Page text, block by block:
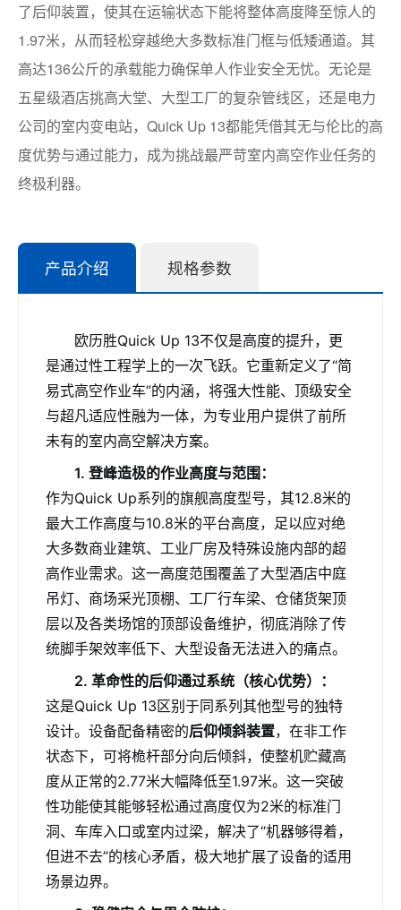
了后仰装置，使其在运输状态下能将整体高度降至惊人的
1.97米，从而轻松穿越绝大多数标准门框与低矮通道。其
高达136公斤的承载能力确保单人作业安全无忧。无论是
五星级酒店挑高大堂、大型工厂的复杂管线区，还是电力
公司的室内变电站，Quick Up 13都能凭借其无与伦比的高
度优势与通过能力，成为挑战最严苛室内高空作业任务的
终极利器。
产品介绍 规格参数
欧历胜Quick Up 13不仅是高度的提升，更
是通过性工程学上的一次飞跃。它重新定义了“简
易式高空作业车”的内涵，将强大性能、顶级安全
与超凡适应性融为一体，为专业用户提供了前所
未有的室内高空解决方案。
1. 登峰造极的作业高度与范围：
作为Quick Up系列的旗舰高度型号，其12.8米的
最大工作高度与10.8米的平台高度，足以应对绝
大多数商业建筑、工业厂房及特殊设施内部的超
高作业需求。这一高度范围覆盖了大型酒店中庭
吊灯、商场采光顶棚、工厂行车梁、仓储货架顶
层以及各类场馆的顶部设备维护，彻底消除了传
统脚手架效率低下、大型设备无法进入的痛点。
2. 革命性的后仰通过系统（核心优势）：
这是Quick Up 13区别于同系列其他型号的独特
设计。设备配备精密的后仰倾斜装置，在非工作
状态下，可将桅杆部分向后倾斜，使整机贮藏高
度从正常的2.77米大幅降低至1.97米。这一突破
性功能使其能够轻松通过高度仅为2米的标准门
洞、车库入口或室内过梁，解决了“机器够得着，
但进不去”的核心矛盾，极大地扩展了设备的适用
场景边界。